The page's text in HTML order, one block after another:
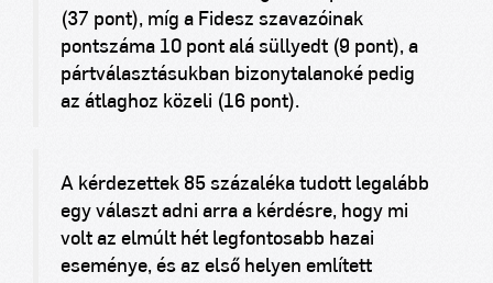
(37 pont), míg a Fidesz szavazóinak
pontszáma 10 pont alá süllyedt (9 pont), a
pártválasztásukban bizonytalanoké pedig
az átlaghoz közeli (16 pont).
A kérdezettek 85 százaléka tudott legalább
egy választ adni arra a kérdésre, hogy mi
volt az elmúlt hét legfontosabb hazai
eseménye, és az első helyen említett